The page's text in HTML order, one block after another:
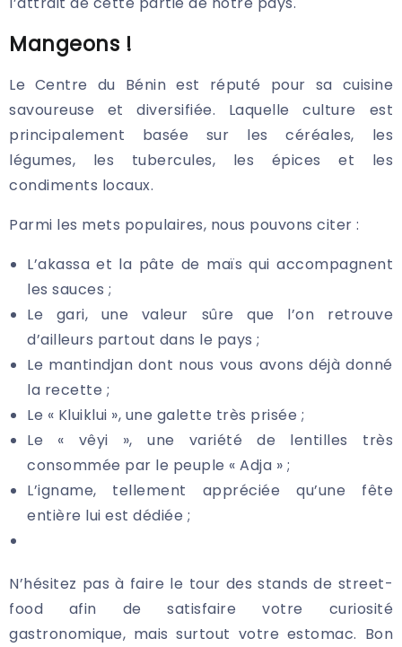
Mangeons !
Le Centre du Bénin est réputé pour sa cuisine
savoureuse et diversifiée. Laquelle culture est
principalement basée sur les céréales, les
légumes, les tubercules, les épices et les
condiments locaux.
Parmi les mets populaires, nous pouvons citer :
L’akassa et la pâte de maïs qui accompagnent
les sauces ;
Le gari, une valeur sûre que l’on retrouve
d’ailleurs partout dans le pays ;
Le mantindjan dont nous vous avons déjà donné
la recette ;
Le « Kluiklui », une galette très prisée ;
Le « vêyi », une variété de lentilles très
consommée par le peuple « Adja » ;
L’igname, tellement appréciée qu’une fête
entière lui est dédiée ;
N’hésitez pas à faire le tour des stands de street-
food afin de satisfaire votre curiosité
gastronomique, mais surtout votre estomac. Bon